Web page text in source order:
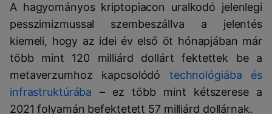
A hagyományos kriptopiacon uralkodó jelenlegi
pesszimizmussal szembeszállva a jelentés
kiemeli, hogy az idei év első öt hónapjában már
több mint 120 milliárd dollárt fektettek be a
metaverzumhoz kapcsolódó technológiába és
infrastruktúrába – ez több mint kétszerese a
2021 folyamán befektetett 57 milliárd dollárnak.